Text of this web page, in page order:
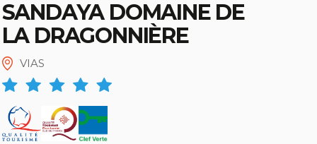
SANDAYA DOMAINE DE
LA DRAGONNIÈRE
VIAS